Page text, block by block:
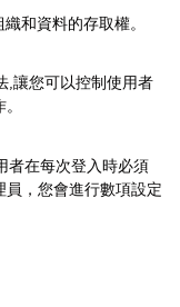
和資料的存取權。
,讓您可以控制使用者
者在每次登入時必須
，您會進行數項設定